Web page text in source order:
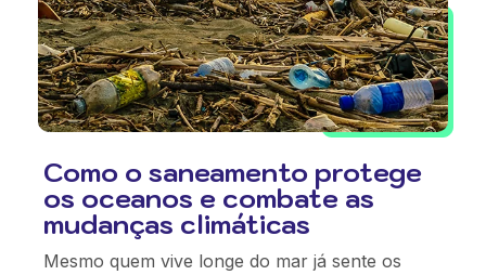
Como o saneamento protege
os oceanos e combate as
mudanças climáticas
Mesmo quem vive longe do mar já sente os